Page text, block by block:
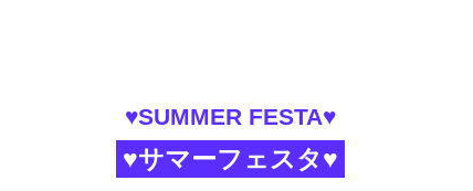
♥SUMMER FESTA♥
♥サマーフェスタ♥